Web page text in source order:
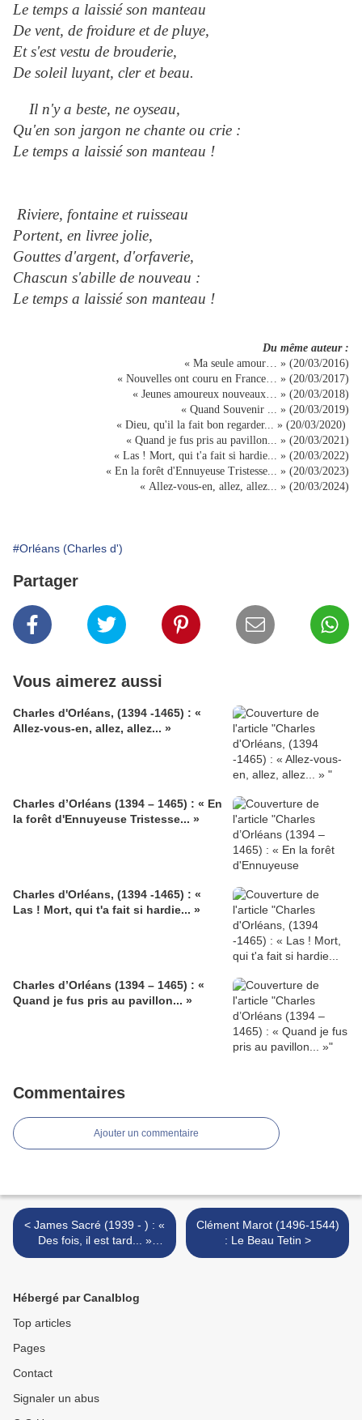
Le temps a laissié son manteau
De vent, de froidure et de pluye,
Et s'est vestu de brouderie,
De soleil luyant, cler et beau.
Il n'y a beste, ne oyseau,
Qu'en son jargon ne chante ou crie :
Le temps a laissié son manteau !
Riviere, fontaine et ruisseau
Portent, en livree jolie,
Gouttes d'argent, d'orfaverie,
Chascun s'abille de nouveau :
Le temps a laissié son manteau !
Du même auteur :
« Ma seule amour… » (20/03/2016)
« Nouvelles ont couru en France… » (20/03/2017)
« Jeunes amoureux nouveaux… » (20/03/2018)
« Quand Souvenir ... » (20/03/2019)
« Dieu, qu'il la fait bon regarder... » (20/03/2020)
« Quand je fus pris au pavillon... » (20/03/2021)
« Las ! Mort, qui t'a fait si hardie... » (20/03/2022)
« En la forêt d'Ennuyeuse Tristesse... » (20/03/2023)
« Allez-vous-en, allez, allez... » (20/03/2024)
#Orléans (Charles d')
Partager
Vous aimerez aussi
Charles d'Orléans, (1394 -1465) : «
Allez-vous-en, allez, allez... »
Charles d’Orléans (1394 – 1465) : « En
la forêt d'Ennuyeuse Tristesse... »
Charles d'Orléans, (1394 -1465) : «
Las ! Mort, qui t'a fait si hardie... »
Charles d’Orléans (1394 – 1465) : «
Quand je fus pris au pavillon... »
Commentaires
Ajouter un commentaire
< James Sacré (1939 - ) : «
Des fois, il est tard... »
(Figure 18)
Clément Marot (1496-1544)
: Le Beau Tetin >
Hébergé par Canalblog
Top articles
Pages
Contact
Signaler un abus